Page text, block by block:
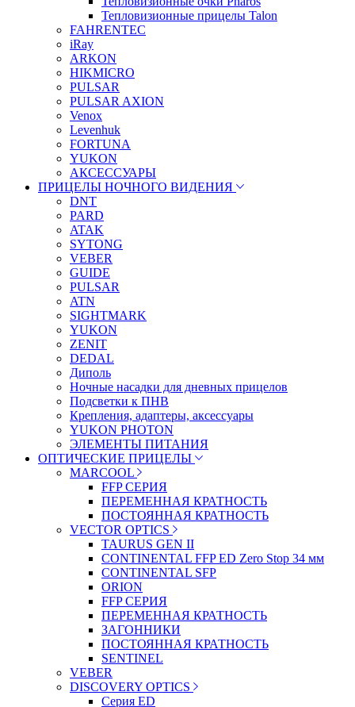
Тепловизионные прицелы Talon
FAHRENTEC
iRay
ARKON
HIKMICRO
PULSAR
PULSAR AXION
Venox
Levenhuk
FORTUNA
YUKON
АКСЕССУАРЫ
ПРИЦЕЛЫ НОЧНОГО ВИДЕНИЯ
DNT
PARD
ATAK
SYTONG
VEBER
GUIDE
PULSAR
ATN
SIGHTMARK
YUKON
ZENIT
DEDAL
Диполь
Ночные насадки для дневных прицелов
Подсветки к ПНВ
Крепления, адаптеры, аксессуары
YUKON PHOTON
ЭЛЕМЕНТЫ ПИТАНИЯ
ОПТИЧЕСКИЕ ПРИЦЕЛЫ
MARCOOL
FFP СЕРИЯ
ПЕРЕМЕННАЯ КРАТНОСТЬ
ПОСТОЯННАЯ КРАТНОСТЬ
VECTOR OPTICS
TAURUS GEN II
CONTINENTAL FFP ED Zero Stop 34 мм
CONTINENTAL SFP
ORION
FFP СЕРИЯ
ПЕРЕМЕННАЯ КРАТНОСТЬ
ЗАГОННИКИ
ПОСТОЯННАЯ КРАТНОСТЬ
SENTINEL
VEBER
DISCOVERY OPTICS
Серия ED